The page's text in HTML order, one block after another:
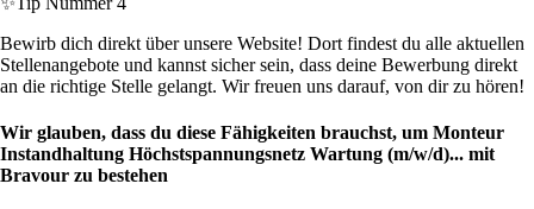
Bewirb dich direkt über unsere Website! Dort findest du alle aktuellen
Stellenangebote und kannst sicher sein, dass deine Bewerbung direkt
an die richtige Stelle gelangt. Wir freuen uns darauf, von dir zu hören!
Wir glauben, dass du diese Fähigkeiten brauchst, um Monteur
Instandhaltung Höchstspannungsnetz Wartung (m/w/d)... mit
Bravour zu bestehen